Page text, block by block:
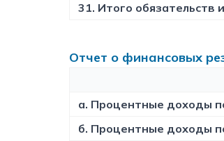
31. Итого обязательств
Отчет о финансовых
a. Процентные доходы
б. Процентные доходы